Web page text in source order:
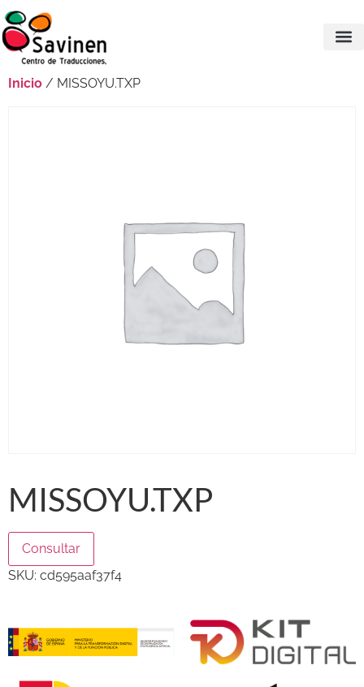
Inicio / MISSOYU.TXP
MISSOYU.TXP
Consultar
SKU: cd595aaf37f4